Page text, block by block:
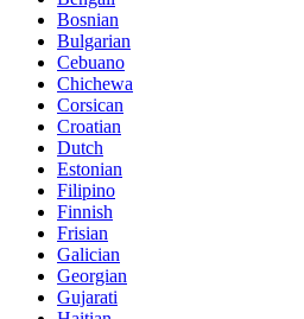
Bosnian
Bulgarian
Cebuano
Chichewa
Corsican
Croatian
Dutch
Estonian
Filipino
Finnish
Frisian
Galician
Georgian
Gujarati